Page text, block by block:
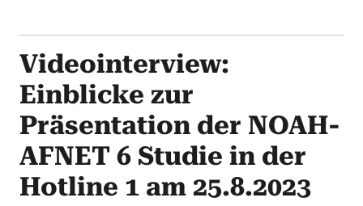
Videointerview:
Einblicke zur
Präsentation der NOAH-
AFNET 6 Studie in der
Hotline 1 am 25.8.2023